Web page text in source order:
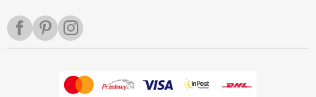
Facebook
PinterestInstagram